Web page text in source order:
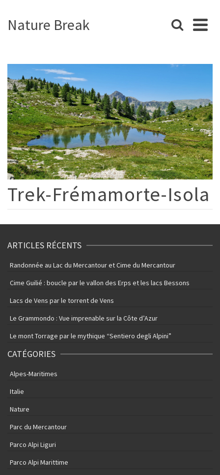
Nature Break
Trek-Frémamorte-Isola
ARTICLES RÉCENTS
Randonnée au Lac du Mercantour et Cime du Mercantour
Cime Guilié : boucle par le vallon des Erps et les lacs Bessons
Lacs de Vens par le torrent de Vens
Le Grammondo : Vue imprenable sur la Côte d’Azur
Le mont Torrage par le mythique “Sentiero degli Alpini”
CATÉGORIES
Alpes-Maritimes
Italie
Nature
Parc du Mercantour
Parco Alpi Liguri
Parco Alpi Marittime